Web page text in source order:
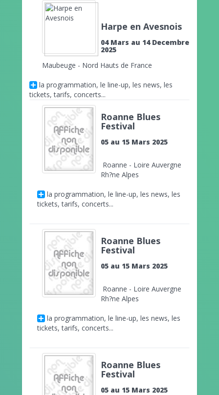
Harpe en Avesnois
04 Mars au 14 Decembre
2025
Maubeuge - Nord Hauts de France
la programmation, le line-up, les news, les
tickets, tarifs, concerts...
Roanne Blues
Festival
05 au 15 Mars 2025
Roanne - Loire Auvergne
Rh?ne Alpes
la programmation, le line-up, les news, les
tickets, tarifs, concerts...
Roanne Blues
Festival
05 au 15 Mars 2025
Roanne - Loire Auvergne
Rh?ne Alpes
la programmation, le line-up, les news, les
tickets, tarifs, concerts...
Roanne Blues
Festival
05 au 15 Mars 2025